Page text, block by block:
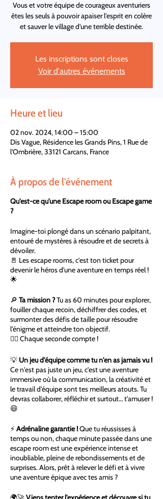
Vous et votre équipe de courageux aventuriers
êtes les seuls à pouvoir apaiser l'esprit en colère
et sauver le village d'une terrible destinée.
Les inscriptions sont closes
Voir d'autres événements
Heure et lieu
02 nov. 2024, 14:00 – 15:00
Dis Vague, Résidence les Grands Pins, 1 Rue de
l'Ombrière, 33121 Carcans, France
À propos de l'événement
Qu'est-ce qu'une Escape room ou Escape game
?
Imagine-toi plongé dans un scénario palpitant,
entouré de mystères à résoudre et de secrets à
dévoiler.
🚪 Les escape rooms, c'est ton ticket pour
devenir le héros d'une aventure en temps réel !
🌟
🔎 Ta mission ?Tu as 60 minutes pour explorer,
fouiller chaque recoin, déchiffrer des codes, et
surmonter des défis de taille pour résoudre
l'énigme et atteindre ton objectif.
🕵️‍♂️ Chaque seconde compte !
💡 Un jeu d'équipe comme tu n'en as jamais vu !
Ce n'est pas juste un jeu, c'est une aventure
immersive où la communication, la créativité et
le travail d'équipe sont tes meilleurs atouts. Tu
devras collaborer, réfléchir et surtout… t'amuser !
😄
⚡Adrénaline garantie !Que tu réussisses à
temps ou non, chaque minute passée dans une
escape room est une expérience intense et
inoubliable, pleine de rebondissements et de
surprises. Alors, prêt à relever le défi et à vivre
une aventure épique avec tes amis ?